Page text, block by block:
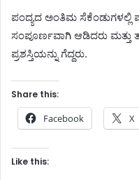
ಪಂದ್ಯದ ಅಂತಿಮ ಸೆಕೆಂಡುಗಳಲ್ಲಿ
ಸಂಪೂರ್ಣವಾಗಿ ಆಡಿದರು ಮತ್ತು
ಪ್ರಶಸ್ತಿಯನ್ನು ಗೆದ್ದರು.
Share this:
Facebook X
Like this: